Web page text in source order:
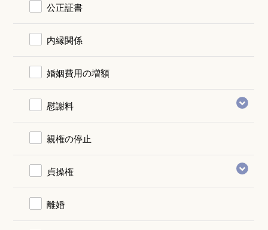
公正証書
内縁関係
婚姻費用の増額
慰謝料
親権の停止
貞操権
離婚